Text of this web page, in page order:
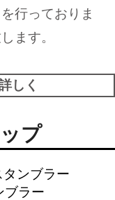
行っておりま
ます。
しく
プ
タンブラー
ブラー